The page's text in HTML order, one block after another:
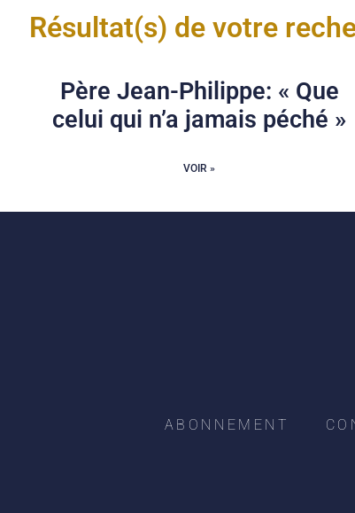
Résultat(s) de votre
Père Jean-Philippe: « Que
celui qui n’a jamais péché »
VOIR »
ABONNEMENT